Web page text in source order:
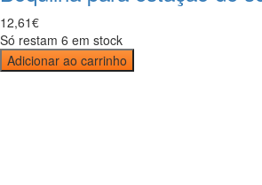
12,61€
Só restam 6 em stock
Adicionar ao carrinho